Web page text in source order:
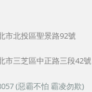
市北投區聖景路92號
市三芝區中正路三段42號
(惡霸不怕 霸凌勿欺)